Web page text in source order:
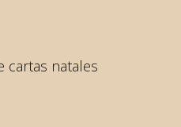
cartas natales